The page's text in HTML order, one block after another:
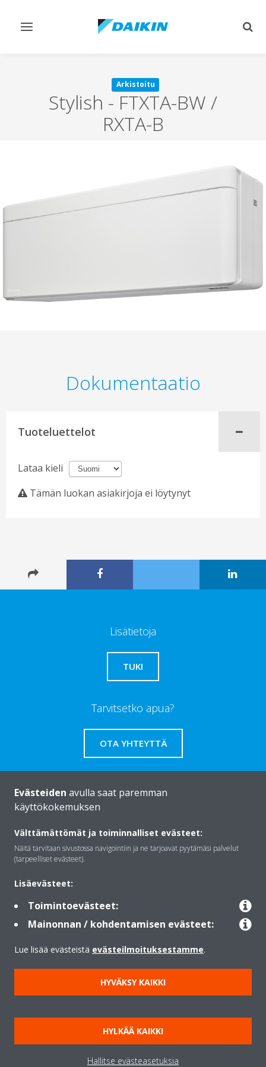
Vaihda
Arkistoitu
Stylish - FTXTA-BW /
RXTA-B
Dokumentaatio
Tuoteluettelot
Lataa kieli
Tämän luokan asiakirjoja ei löytynyt
Lisätietoja
TUKI
Tarvitsetko apua?
OTA YHTEYTTÄ
Daikinista
Ratkaisut
Yhteystiedot
Lämpöpumput
Copyright © Daikin
Lainmukainen ilmoitus
Evästeilmoitus
Tietosuojakäytäntö
Konsernin etiikka
Data Act
Evästeiden avulla saat paremman
käyttökokemuksen
Välttämättömät ja toiminnalliset evästeet:
Näitä tarvitaan sivustossa navigointiin ja ne tarjoavat pyytämäsi palvelut
(tarpeelliset evästeet).
Lisäevästeet:
Toimintoevästeet:
Mainonnan / kohdentamisen evästeet:
Lue lisää evästeistä evästeilmoituksestamme.
HYVÄKSY KAIKKI
HYLKÄÄ KAIKKI
Hallitse evästeasetuksia